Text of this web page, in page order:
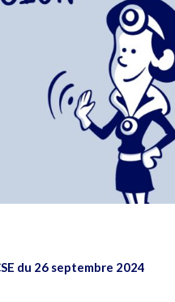
du 26 septembre 2024